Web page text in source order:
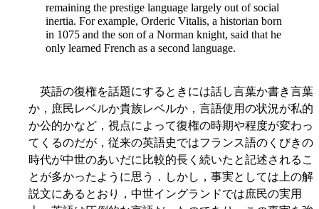
remaining the prestige language largely out of social
inertia. For example, Orderic Vitalis, a historian born
in 1075 and the son of a Norman knight, said that he
only learned French as a second language.
英語の復権を話題にするときには話し言葉か書き言葉
か，庶民レベルか貴族レベルか，言語使用の状況が私的
か公的かなど，視点によって復権の時期や程度が変わっ
てくるのだが，従来の英語史ではフランス語のくびきの
時代が中世のあいだに比較的長く続いたと記述されるこ
とが多かったように思う．しかし，事実としては上の解
説文にあるとおり，中世イングランドでは庶民の実用